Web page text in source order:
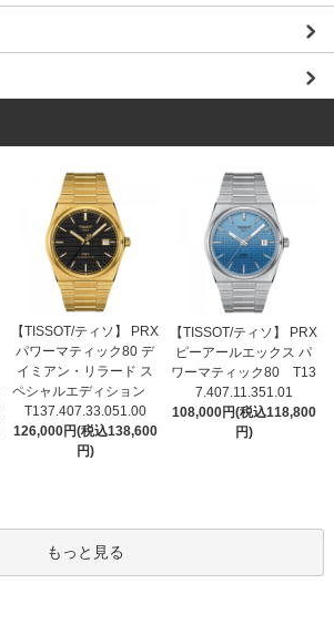
【TISSOT/ティソ】 PRX
パワーマティック80 デ
イミアン・リラード ス
ペシャルエディション
T137.407.33.051.00
126,000円(税込138,600
円)
【TISSOT/ティソ】 PRX
ピーアールエックス パ
ワーマティック80 T13
7.407.11.351.01
108,000円(税込118,800
円)
もっと見る